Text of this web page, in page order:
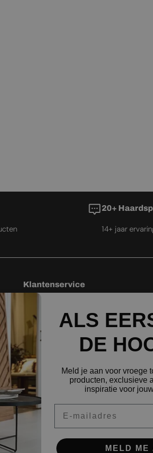
20+
14+ jaar
Klantenservice
Levering
Besteprijsgarantie
Retourbeleid
Privacybeleid
Verzendbeleid
Veelgestelde vragen
ALS
DE
Meld je aan voor vroege
producten, exclusieve
inspiratie voor
MELD ME